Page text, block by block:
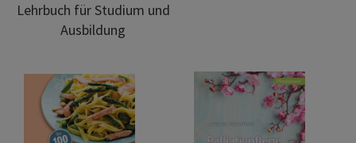
Lehrbuch für Studium und
Ausbildung